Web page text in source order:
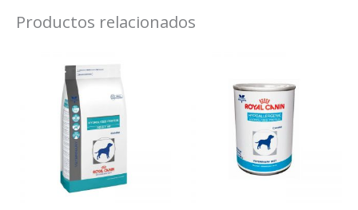
Productos relacionados